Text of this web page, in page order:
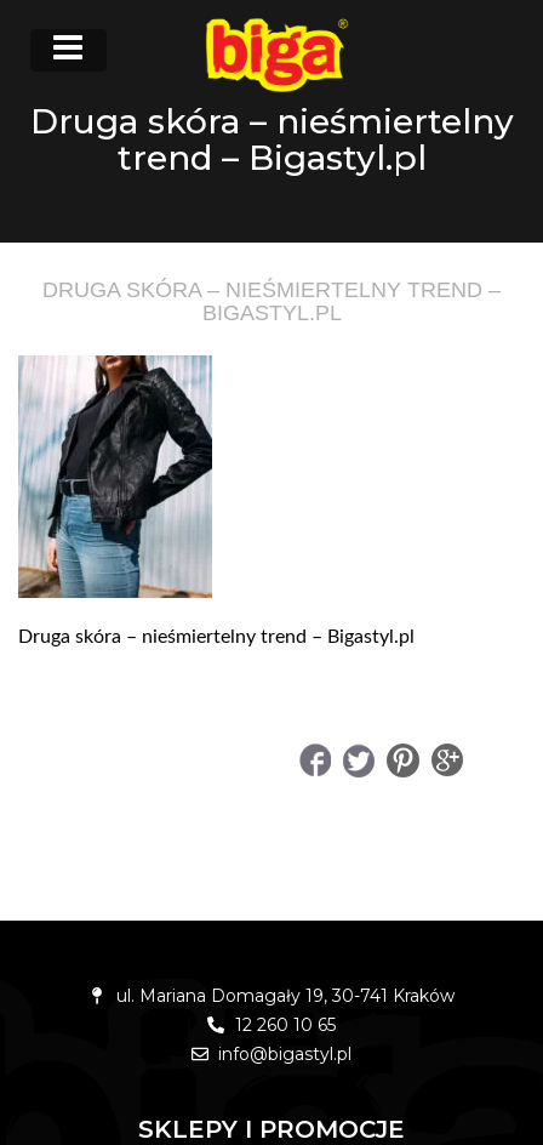
Druga skóra – nieśmiertelny
trend – Bigastyl.pl
DRUGA SKÓRA – NIEŚMIERTELNY TREND –
BIGASTYL.PL
Druga skóra – nieśmiertelny trend – Bigastyl.pl
ul. Mariana Domagały 19, 30-741 Kraków
12 260 10 65
info@bigastyl.pl
SKLEPY I PROMOCJE